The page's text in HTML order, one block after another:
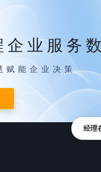
企业服务
赋能企业决策
经理